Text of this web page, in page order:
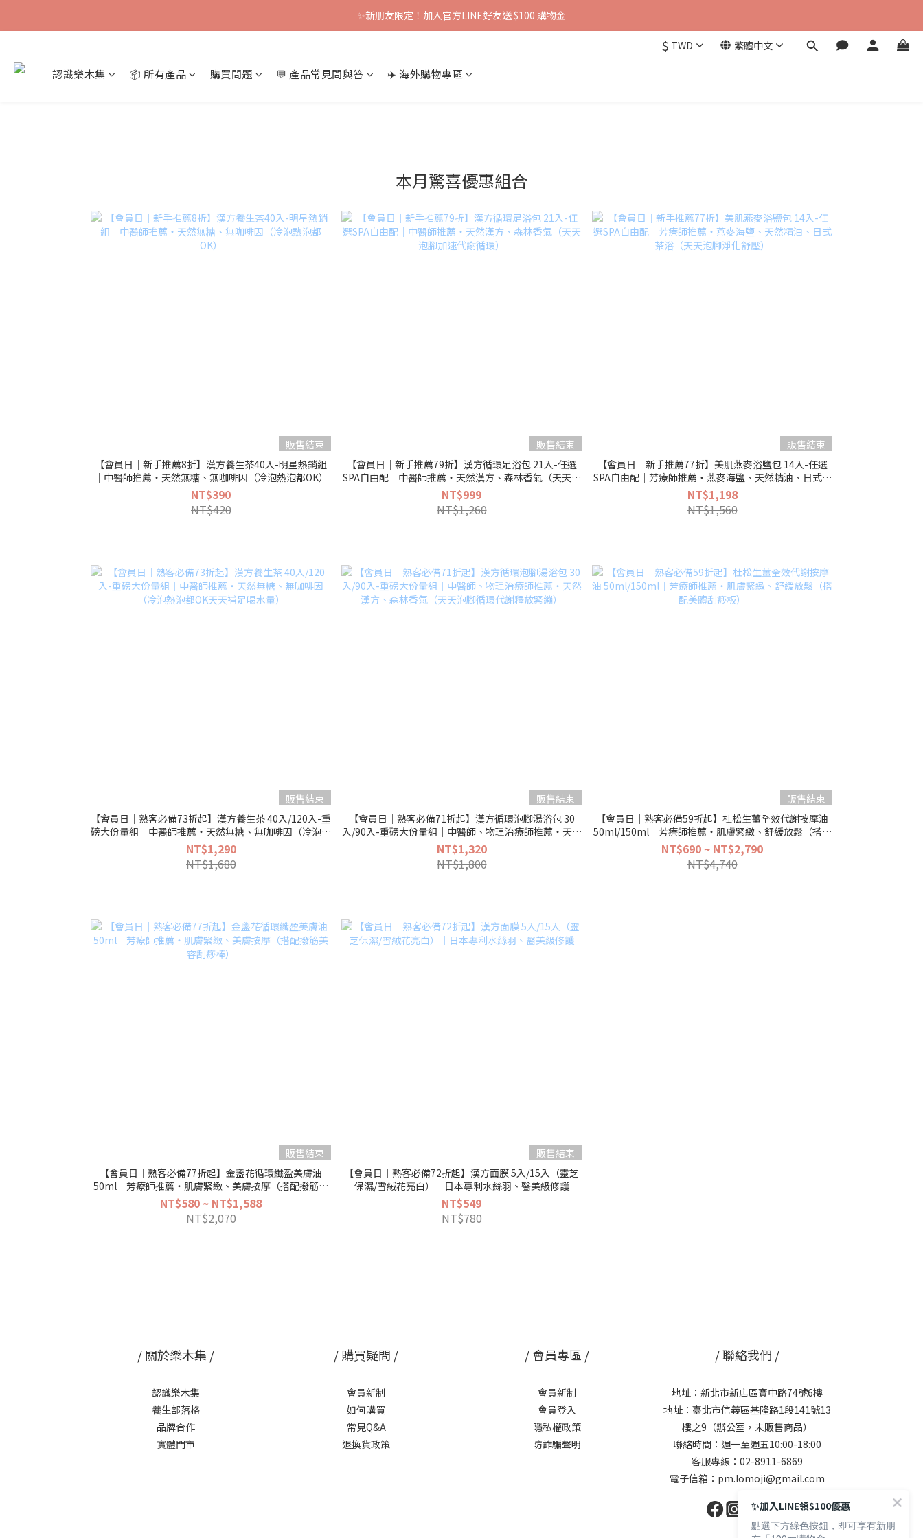
✨新朋友限定！加入官方LINE好友送 $100 購物金
$ TWD 繁體中文
認識樂木集 📦 所有產品 購買問題 💬 產品常見問與答 ✈️ 海外購物專區
本月驚喜優惠組合
販售結束
【會員日｜新手推薦8折】漢方養生茶40入-明星熱銷組
｜中醫師推薦・天然無糖、無咖啡因（冷泡熱泡都OK）
NT$390
NT$420
販售結束
【會員日｜新手推薦79折】漢方循環足浴包 21入-任選
SPA自由配｜中醫師推薦・天然漢方、森林香氣（天天泡
腳加速代謝循環）
NT$999
NT$1,260
販售結束
【會員日｜新手推薦77折】美肌燕麥浴鹽包 14入-任選
SPA自由配｜芳療師推薦・燕麥海鹽、天然精油、日式茶
浴（天天泡腳淨化舒壓）
NT$1,198
NT$1,560
販售結束
【會員日｜熟客必備73折起】漢方養生茶 40入/120入-重
磅大份量組｜中醫師推薦・天然無糖、無咖啡因（冷泡熱
泡都OK天天補足喝水量）
NT$1,290
NT$1,680
販售結束
【會員日｜熟客必備71折起】漢方循環泡腳湯浴包 30
入/90入-重磅大份量組｜中醫師、物理治療師推薦・天然
漢方、森林香氣（天天泡腳循環代謝釋放緊繃）
NT$1,320
NT$1,800
販售結束
【會員日｜熟客必備59折起】杜松生薑全效代謝按摩油
50ml/150ml｜芳療師推薦・肌膚緊緻、舒緩放鬆（搭配
美體刮痧板）
NT$690 ~ NT$2,790
NT$4,740
販售結束
【會員日｜熟客必備77折起】金盞花循環纖盈美膚油
50ml｜芳療師推薦・肌膚緊緻、美膚按摩（搭配撥筋美
容刮痧棒）
NT$580 ~ NT$1,588
NT$2,070
販售結束
【會員日｜熟客必備72折起】漢方面膜 5入/15入（靈芝
保濕/雪絨花亮白）｜日本專利水絲羽、醫美級修護
NT$549
NT$780
/ 關於樂木集 /
認識樂木集
養生部落格
品牌合作
實體門市
/ 購買疑問 /
會員新制
如何購買
常見Q&A
退換貨政策
/ 會員專區 /
會員新制
會員登入
隱私權政策
防詐騙聲明
/ 聯絡我們 /
地址：新北市新店區寶中路74號6樓
地址：臺北市信義區基隆路1段141號13
樓之9（辦公室，未販售商品）
聯絡時間：週一至週五10:00-18:00
客服專線：02-8911-6869
電子信箱：pm.lomoji@gmail.com
✨加入LINE領$100優惠
點選下方綠色按鈕，即可享有新朋